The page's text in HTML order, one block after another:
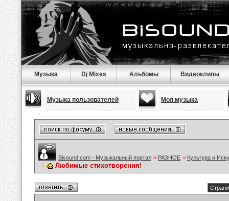
Музыка Dj Mixes Альбомы Видеоклипы
Музыка пользователей Моя музыка
Bisound.com - Музыкальный портал > РАЗНОЕ > Культура и
Любимые стихотворения!